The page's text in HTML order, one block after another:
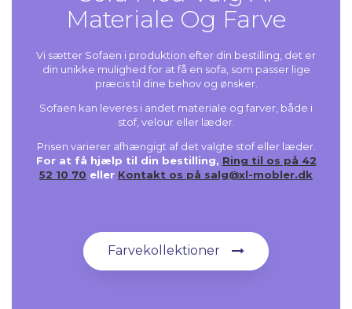
Materiale Og Farve
Vi sætter Sofaen i produktion efter din bestilling, det er
din unikke mulighed for at få en sofa, som passer lige
præcis til dine behov og ønsker.
Sofaen kan leveres i andet materiale og farver, både i
stof, velour eller læder.
Prisen varierer afhængigt af det valgte stof eller læder.
For at få hjælp til din bestilling, Ring til os på 42
52 10 70 eller Kontakt os på salg@xl-mobler.dk
Farvekollektioner